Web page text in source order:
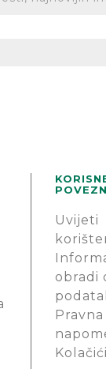
Uvijeti
obradi
Pravna
Kolačići